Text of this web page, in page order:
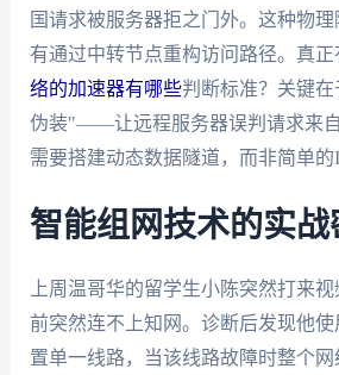
国请求被服务器拒之门外。这种物
有通过中转节点重构访问路径。真正
络的加速器有哪些判断标准？关键
伪装"——让远程服务器误判请求来
需要搭建动态数据隧道，而非简单的
智能组网技术的实战
上周温哥华的留学生小陈突然打来
前突然连不上知网。诊断后发现他
置单一线路，当该线路故障时整个